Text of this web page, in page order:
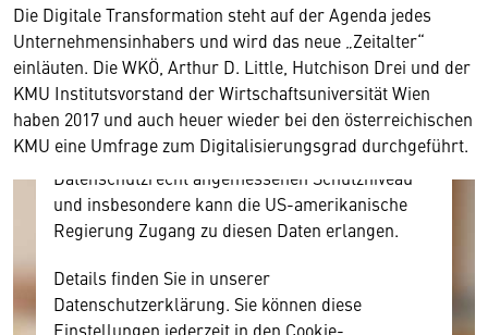
Die Digitale Transformation steht auf der Agenda jedes
Unternehmensinhabers und wird das neue „Zeitalter“
einläuten. Die WKÖ, Arthur D. Little, Hutchison Drei und der
KMU Institutsvorstand der Wirtschaftsuniversität Wien
haben 2017 und auch heuer wieder bei den österreichischen
KMU eine Umfrage zum Digitalisierungsgrad durchgeführt.
Inhalt anzeigen. Dafür benötigen wir allerdings
Ihre Zustimmung, da Ihr Browser
personenbezogene technische Daten zu Geräten
und Nutzerverhalten mitunter mit US-
amerikanischen Anbietern austauscht.
Diese Daten unterliegen keinem dem EU-
Datenschutzrecht angemessenen Schutzniveau
und insbesondere kann die US-amerikanische
Regierung Zugang zu diesen Daten erlangen.
Details finden Sie in unserer
Datenschutzerklärung. Sie können diese
Einstellungen jederzeit in den Cookie-